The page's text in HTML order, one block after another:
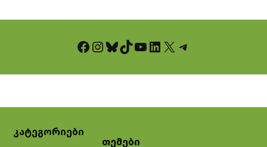
Facebook InstagramBluesky TikTok YouTube LinkedIn X Telegram
კატეგორიები
თემები